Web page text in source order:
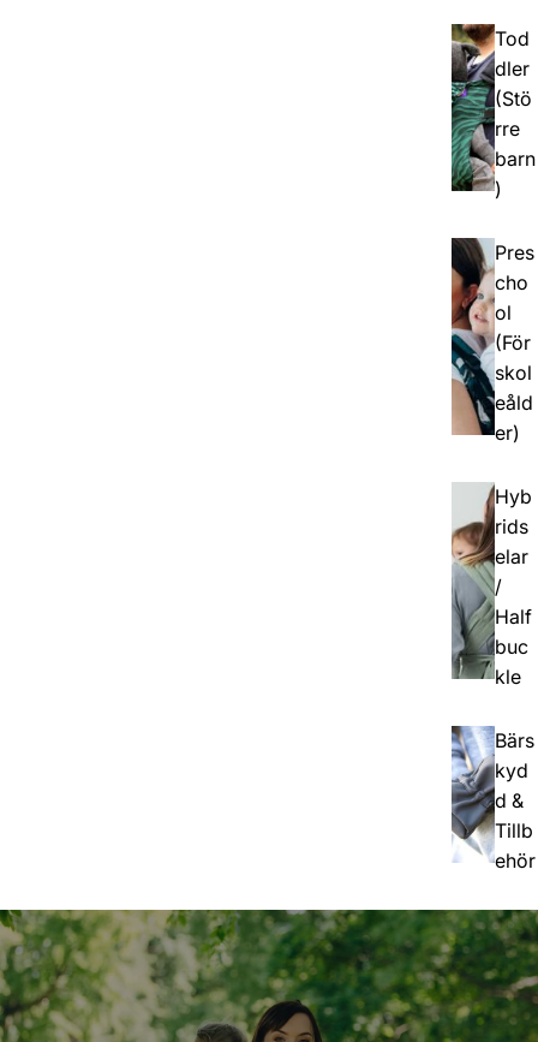
Tod
dler
(Stö
rre
barn
)
Pres
cho
ol
(För
skol
eåld
er)
Hyb
rids
elar
/
Half
buc
kle
Bärs
kyd
d &
Tillb
ehör